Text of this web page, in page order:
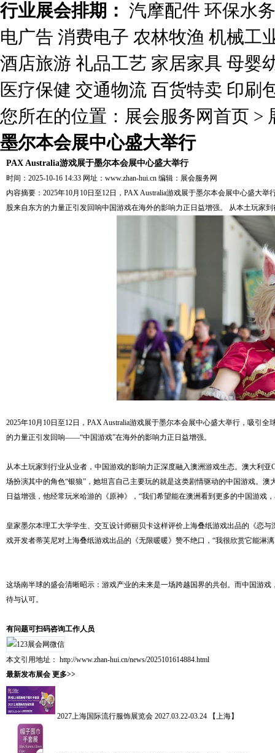
行业展会排期： 汽摩配件 环保水务
电广告 消费电子 农林牧渔 机械工
酒店旅游 礼品工艺 家居家具 母婴
医疗保健 交通物流 百货特卖 印刷
您所在的位置： 展会服务网首页 >
墨尔本会展中心盛大举行
PAX Australia游戏展于墨尔本会展中心盛大举行
时间：2025-10-16 14:33 网址： www.zhan-hui.cn 编辑： 展会服务网
内容摘要：2025年10月10日至12日，PAX Australia游戏展于墨尔本会展中心盛大
股来自东方的力量正引发回响中国游戏在海外的影响力正日益增强。 从本土玩家
2025年10月10日至12日，PAX Australia游戏展于墨尔本会展中心盛大举行，吸引
的力量正引发回响——“中国游戏”在海外的影响力正日益增强。
从本土玩家到行业从业者，中国游戏的影响力正深度融入澳洲游戏生态。澳大利
场扮演其中的角色“银狼”，她坦言自己主要玩的就是这类剧情驱动的中国游戏。
日益增强，他经常玩米哈游的《原神》，“我们希望能在澳洲看到更多的中国游戏
皇家墨尔本理工大学学生、交互设计师丽贝卡这样评价上海叠纸游戏出品的《恋
戏开发者蒂芙尼对上海叠纸游戏出品的《无限暖暖》赞不绝口，“我很欣赏它能淋
这场南半球的盛会清晰昭示：游戏产业的未来是一场跨越国界的共创。而中国游
待与认可。
有问题可扫码咨询工作人员
本文引用地址： http://www.zhan-hui.cn/news/2025101614884.html
最新发布展会 更多>>
2027上海国际流行服饰展览会 2027.03.22-03.24 【上海】